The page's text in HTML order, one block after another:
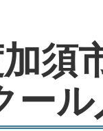
須
ー